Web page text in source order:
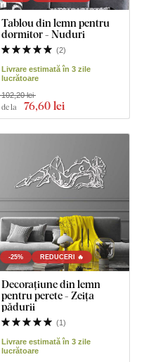
Tablou din lemn pentru
dormitor - Nuduri
(2)
Livrare estimată în 3 zile
lucrătoare
de la 76,60 lei
102,20 lei
-25% REDUCERI 🔥
Decorațiune din lemn
pentru perete - Zeița
pădurii
(1)
Livrare estimată în 3 zile
lucrătoare